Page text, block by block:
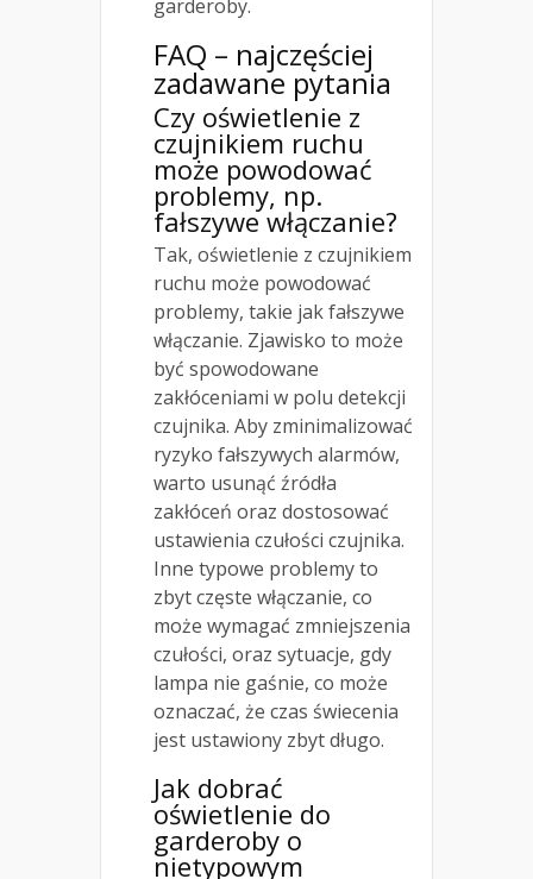
garderoby.
FAQ – najczęściej
zadawane pytania
Czy oświetlenie z
czujnikiem ruchu
może powodować
problemy, np.
fałszywe włączanie?
Tak, oświetlenie z czujnikiem
ruchu może powodować
problemy, takie jak fałszywe
włączanie. Zjawisko to może
być spowodowane
zakłóceniami w polu detekcji
czujnika. Aby zminimalizować
ryzyko fałszywych alarmów,
warto usunąć źródła
zakłóceń oraz dostosować
ustawienia czułości czujnika.
Inne typowe problemy to
zbyt częste włączanie, co
może wymagać zmniejszenia
czułości, oraz sytuacje, gdy
lampa nie gaśnie, co może
oznaczać, że czas świecenia
jest ustawiony zbyt długo.
Jak dobrać
oświetlenie do
garderoby o
nietypowym